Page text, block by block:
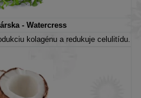
- Watercress
kolagénu a redukuje celulitídu.